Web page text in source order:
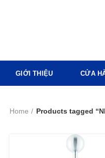
GIỚI THIỆU CỬA
Home Products tagged